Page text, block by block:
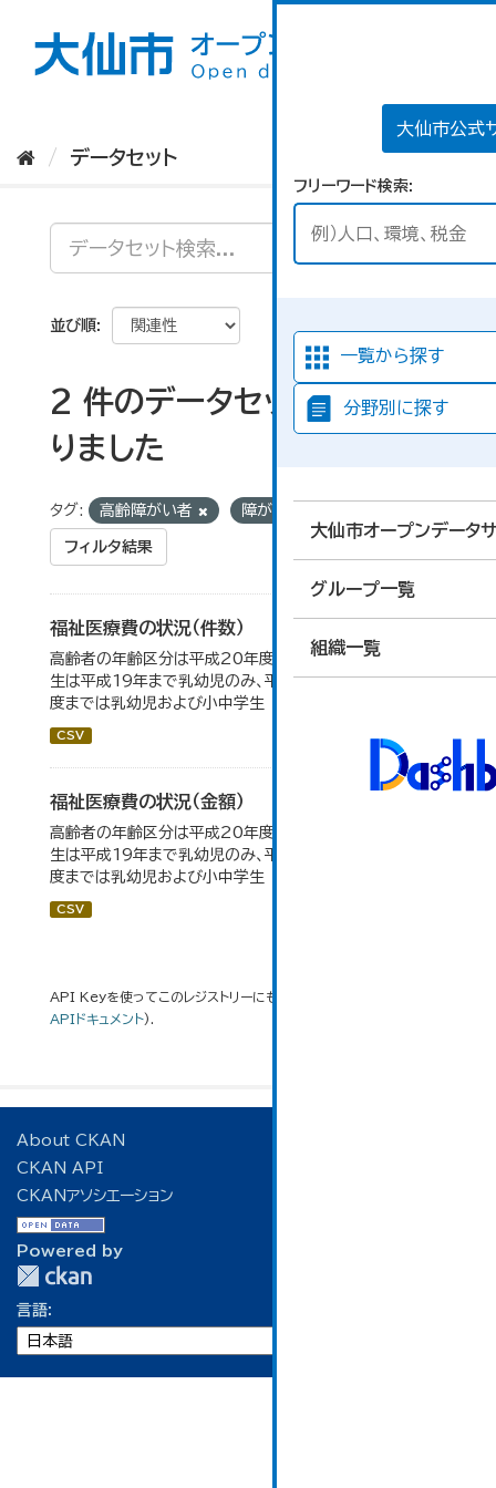
大仙市公式
フリーワード検索
一覧から探す
分野別に探す
大仙市オープンデータ
グループ一覧
組織一覧
データセット
並び順
2 件のデータセットが見つか
りました
タグ: 高齢障がい者 障がい者
フィルタ結果
福祉医療費の状況（件数）
高齢者の年齢区分は平成20年度から変更 乳幼児・小中高
生は平成19年まで乳幼児のみ、平成20年度から令和元年
度までは乳幼児および小中学生
CSV
福祉医療費の状況（金額）
高齢者の年齢区分は平成20年度から変更 乳幼児・小中高
生は平成19年まで乳幼児のみ、平成20年度から令和元年
度までは乳幼児および小中学生
CSV
API Keyを使ってこのレジストリーにもアクセス可能です
APIドキュメント).
About CKAN
CKAN API
CKANアソシエーション
Powered by
言語